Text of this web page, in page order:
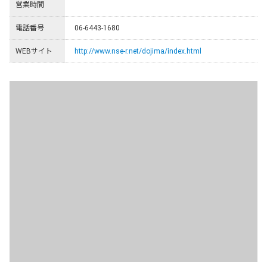
営業時間
電話番号 06-6443-1680
WEBサイト http://www.nse-r.net/dojima/index.html